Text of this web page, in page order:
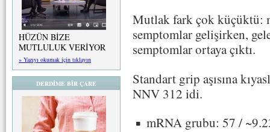
HÜZÜN BİZE
MUTLULUK VERİYOR
» Yazıyı okumak için tıklayın
DERDİME BİR ÇARE
Mutlak fark çok küçüktü:
semptomlar gelişirken,
semptomlar ortaya çıktı.
Standart grip aşısına
NNV 312 idi.
mRNA grubu: 57 /